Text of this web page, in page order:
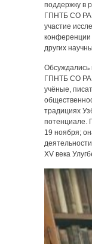
поддержку в
ГПНТБ СО
участие
конференции
других
Обсуждались
ГПНТБ СО
учёные,
традициях
потенциале.
19 ноября;
XV века